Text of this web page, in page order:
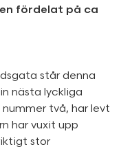
fördelat på ca
står denna
nästa lyckliga
två, har levt
har vuxit upp
stor